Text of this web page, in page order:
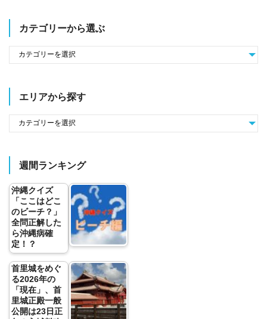
カテゴリーから選ぶ
エリアから探す
週間ランキング
沖縄クイズ
「ここはどこ
のビーチ？」
全問正解した
ら沖縄病確
定！？
首里城をめぐ
る2026年の
「現在」、首
里城正殿一般
公開は23日正